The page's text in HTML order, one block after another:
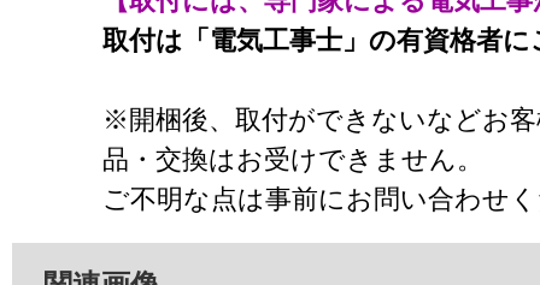
取付は「電気工事士」の有資格者
※開梱後、取付ができないなどお
品・交換はお受けできません。
ご不明な点は事前にお問い合わせ